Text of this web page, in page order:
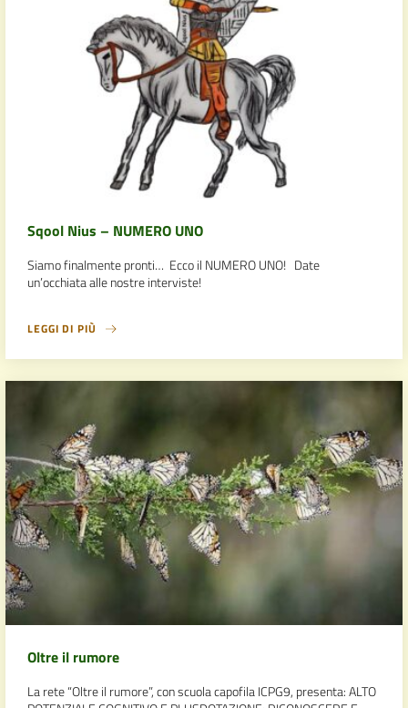
Sqool Nius – NUMERO UNO
Siamo finalmente pronti… Ecco il NUMERO UNO! Date
un’occhiata alle nostre interviste!
LEGGI DI PIÙ
Oltre il rumore
La rete “Oltre il rumore”, con scuola capofila ICPG9, presenta: ALTO